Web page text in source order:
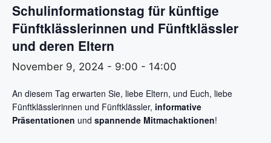
Schulinformationstag für künftige
Fünftklässlerinnen und Fünftklässler
und deren Eltern
November 9, 2024 - 9:00 - 14:00
An diesem Tag erwarten Sie, liebe Eltern, und Euch, liebe
Fünftklässlerinnen und Fünftklässler, informative
Präsentationen und spannende Mitmachaktionen!